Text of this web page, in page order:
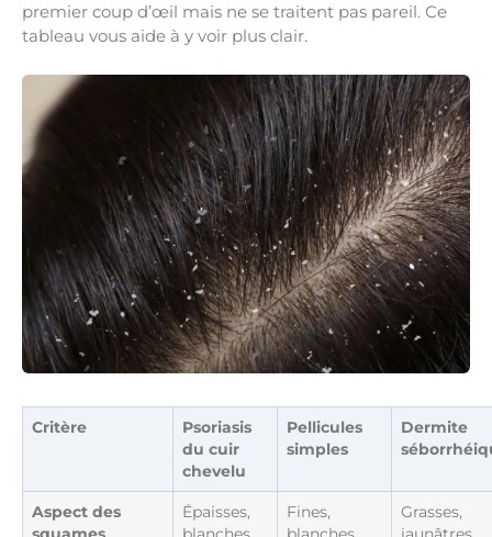
premier coup d’œil mais ne se traitent pas pareil. Ce
tableau vous aide à y voir plus clair.
Critère
Psoriasis
du cuir
chevelu
Pellicules
simples
Dermite
Aspect des
Épaisses,
Fines,
Grasses,